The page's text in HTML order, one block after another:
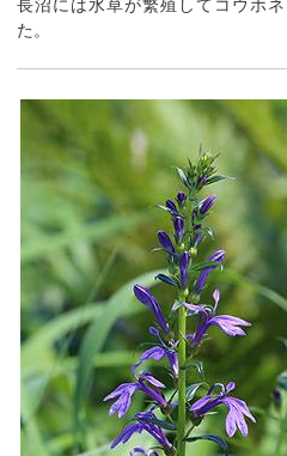
長沼には水草が繁殖してコウホ
た。